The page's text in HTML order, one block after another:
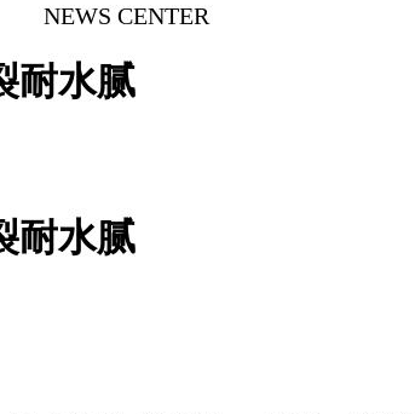
NEWS CENTER
耐水腻
耐水腻